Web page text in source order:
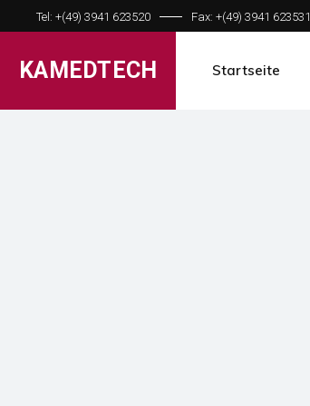
Tel: +(49) 3941 623520 Fax: +(49) 3941 623531
KAMEDTECH Startseite